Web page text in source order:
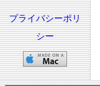
プライバシーポリ
シー